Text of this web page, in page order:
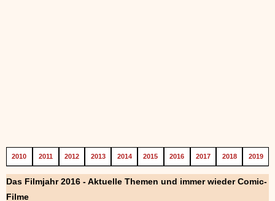
2010 2011 2012 2013 2014 2015 2016 2017 2018 2019
Das Filmjahr 2016 - Aktuelle Themen und immer wieder Comic-
Filme